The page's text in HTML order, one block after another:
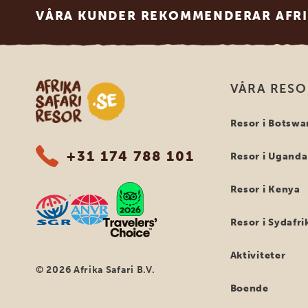
VÅRA KUNDER REKOMMENDERAR
Safari-resor i Afrika
+31 174 788 101
© 2026 Afrika Safari B.V.
VÅRA
Resor i
Resor i Uganda
Resor i Kenya
Resor i
Aktiviteter
Boende